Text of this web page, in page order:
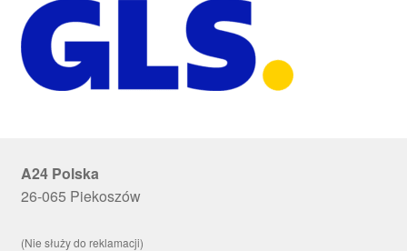
A24 Polska
26-065 Piekoszów
(Nie służy do reklamacji)